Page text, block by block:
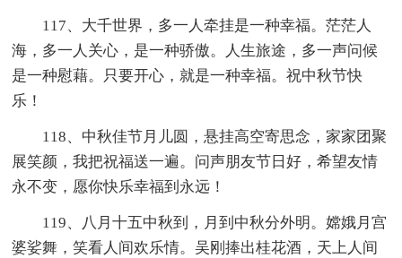
117、大千世界，多一人牵挂是一种幸福。茫茫人
海，多一人关心，是一种骄傲。人生旅途，多一声问候
是一种慰藉。只要开心，就是一种幸福。祝中秋节快
乐！
118、中秋佳节月儿圆，悬挂高空寄思念，家家团聚
展笑颜，我把祝福送一遍。问声朋友节日好，希望友情
永不变，愿你快乐幸福到永远！
119、八月十五中秋到，月到中秋分外明。嫦娥月宫
婆娑舞，笑看人间欢乐情。吴刚捧出桂花酒，天上人间